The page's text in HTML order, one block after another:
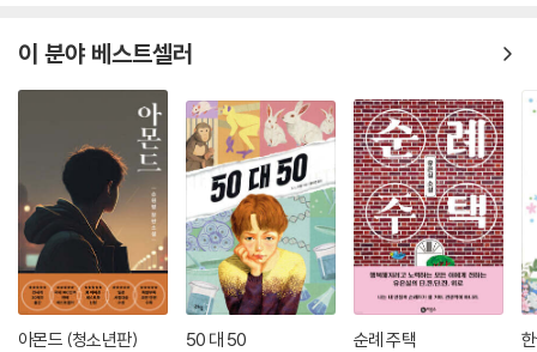
이 분야 베스트셀러
아몬드 (청소년판) 50 대 50 순례 주택